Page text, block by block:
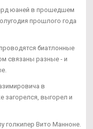
юаней в прошедшем
прошлого года
биатлонные
связаны разные - и
в
загорелся, выгорел и
голкипер Вито Манноне.